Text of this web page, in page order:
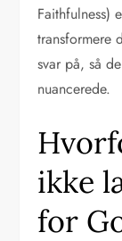
Faithfulness)
transformere
svar på, så
nuancerede.
ikke
for